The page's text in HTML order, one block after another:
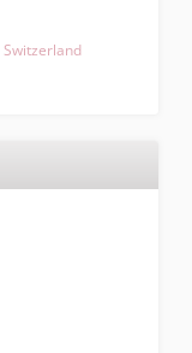
Switzerland